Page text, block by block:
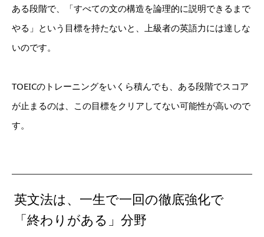
ある段階で、「すべての文の構造を論理的に説明できるまで
やる」という目標を持たないと、上級者の英語力には達しな
いのです。
TOEICのトレーニングをいくら積んでも、ある段階でスコア
が止まるのは、この目標をクリアしてない可能性が高いので
す。
英文法は、一生で一回の徹底強化で
「終わりがある」分野